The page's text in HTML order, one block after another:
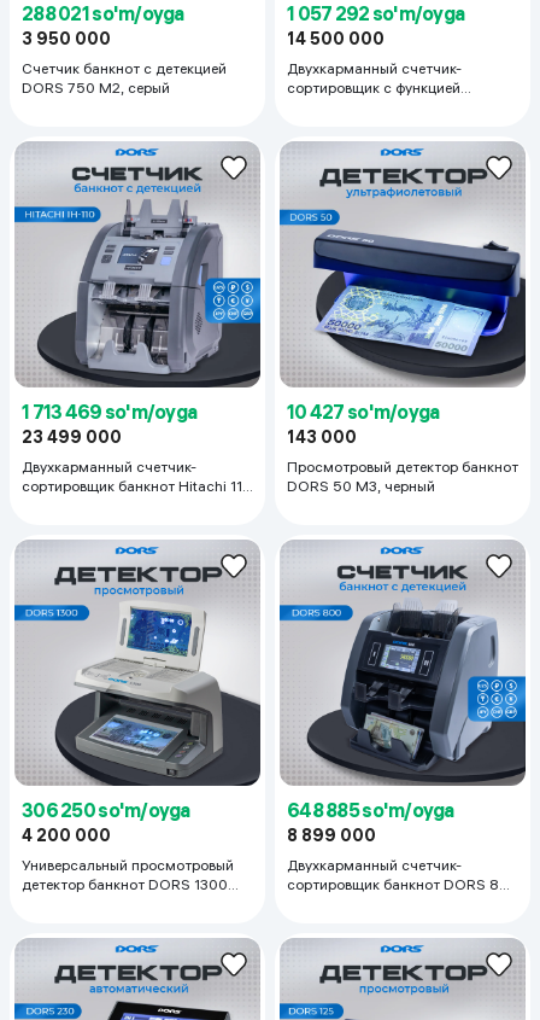
288 021 so'm/oyga
3 950 000
Счетчик банкнот с детекцией
DORS 750 M2, серый
1 057 292 so'm/oyga
14 500 000
Двухкарманный счетчик-
сортировщик с функцией
1 713 469 so'm/oyga
23 499 000
Двухкарманный счетчик-
сортировщик банкнот Hitachi 110
10 427 so'm/oyga
143 000
Просмотровый детектор банкнот
DORS 50 M3, черный
306 250 so'm/oyga
4 200 000
Универсальный просмотровый
детектор банкнот DORS 1300
648 885 so'm/oyga
8 899 000
Двухкарманный счетчик-
сортировщик банкнот DORS 800